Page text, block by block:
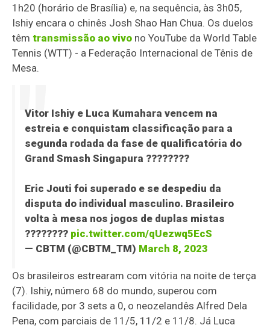
1h20 (horário de Brasília) e, na sequência, às 3h05,
Ishiy encara o chinês Josh Shao Han Chua. Os duelos
têmtransmissão ao vivo no YouTube da World Table
Tennis (WTT) - a Federação Internacional de Tênis de
Mesa.
Vitor Ishiy e Luca Kumahara vencem na
estreia e conquistam classificação para a
segunda rodada da fase de qualificatória do
Grand Smash Singapura ????????
Eric Jouti foi superado e se despediu da
disputa do individual masculino. Brasileiro
volta à mesa nos jogos de duplas mistas
???????? pic.twitter.com/qUezwq5EcS
— CBTM (@CBTM_TM) March 8, 2023
Os brasileiros estrearam com vitória na noite de terça
(7). Ishiy, número 68 do mundo, superou com
facilidade, por 3 sets a 0, o neozelandês Alfred Dela
Pena, com parciais de 11/5, 11/2 e 11/8. Já Luca